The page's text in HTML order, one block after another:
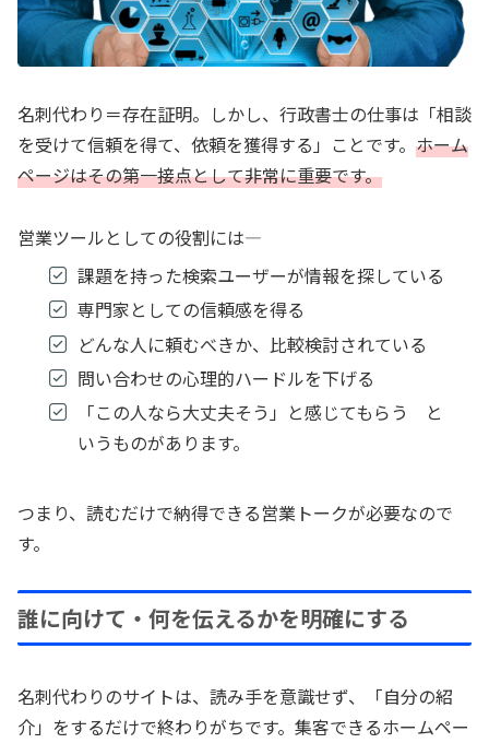
名刺代わり＝存在証明。しかし、行政書士の仕事は「相談
を受けて信頼を得て、依頼を獲得する」ことです。 ホーム
ページはその第一接点として非常に重要です。
営業ツールとしての役割には―
課題を持った検索ユーザーが情報を探している
専門家としての信頼感を得る
どんな人に頼むべきか、比較検討されている
問い合わせの心理的ハードルを下げる
「この人なら大丈夫そう」と感じてもらう と
いうものがあります。
つまり、読むだけで納得できる営業トークが必要なので
す。
誰に向けて・何を伝えるかを明確にする
名刺代わりのサイトは、読み手を意識せず、「自分の紹
介」をするだけで終わりがちです。集客できるホームペー